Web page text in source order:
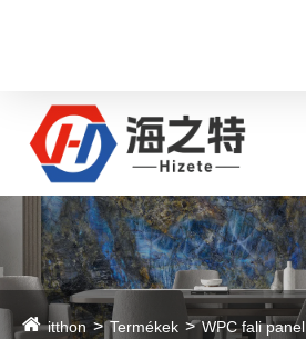
itthon Termékek WPC fali panel